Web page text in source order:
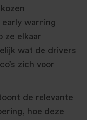
warning
ze elkaar
wat de drivers
zich voor
de relevante
hoe deze